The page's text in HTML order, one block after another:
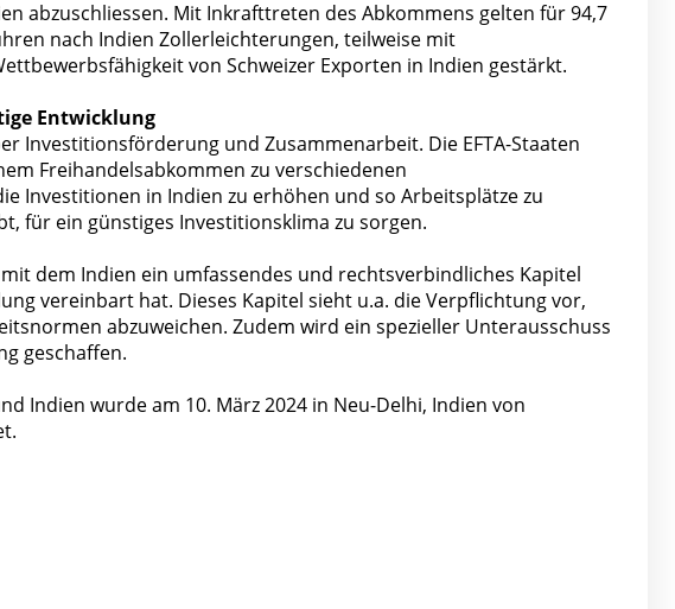
abzuschliessen. Mit Inkrafttreten des Abkommens gelten für 94,7
nach Indien Zollerleichterungen, teilweise mit
von Schweizer Exporten in Indien gestärkt.
Entwicklung
Investitionsförderung und Zusammenarbeit. Die EFTA-Staaten
Freihandelsabkommen zu verschiedenen
Investitionen in Indien zu erhöhen und so Arbeitsplätze zu
für ein günstiges Investitionsklima zu sorgen.
dem Indien ein umfassendes und rechtsverbindliches Kapitel
vereinbart hat. Dieses Kapitel sieht u.a. die Verpflichtung vor,
abzuweichen. Zudem wird ein spezieller Unterausschuss
geschaffen.
Indien wurde am 10. März 2024 in Neu-Delhi, Indien von